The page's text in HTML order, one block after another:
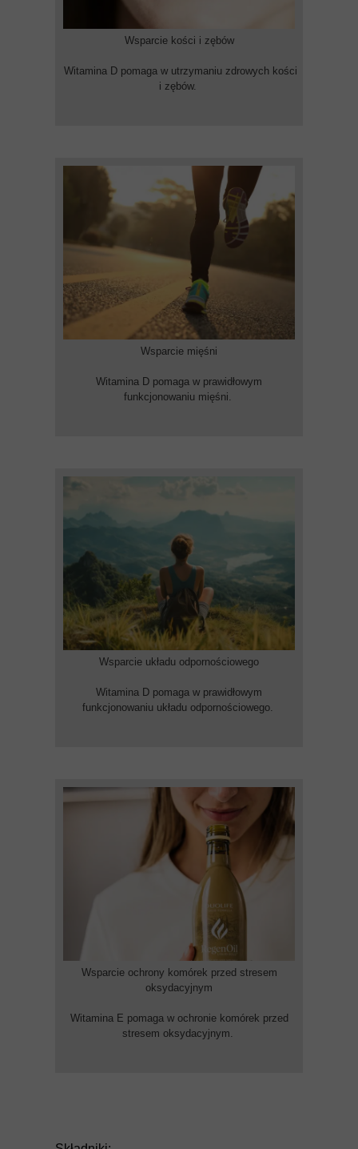
Wsparcie kości i zębów
Witamina D pomaga w utrzymaniu zdrowych kości
i zębów.
Wsparcie mięśni
Witamina D pomaga w prawidłowym
funkcjonowaniu mięśni.
Wsparcie układu odpornościowego
Witamina D pomaga w prawidłowym
funkcjonowaniu układu odpornościowego.
Wsparcie ochrony komórek przed stresem
oksydacyjnym
Witamina E pomaga w ochronie komórek przed
stresem oksydacyjnym.